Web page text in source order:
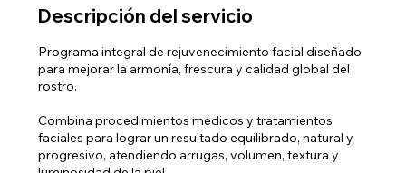
Descripción del servicio
Programa integral de rejuvenecimiento facial diseñado
para mejorar la armonía, frescura y calidad global del
rostro.
Combina procedimientos médicos y tratamientos
faciales para lograr un resultado equilibrado, natural y
progresivo, atendiendo arrugas, volumen, textura y